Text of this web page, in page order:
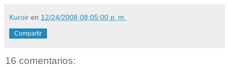
Kuroir en 12/24/2008 08:05:00 p. m.
Compartir
16 comentarios: